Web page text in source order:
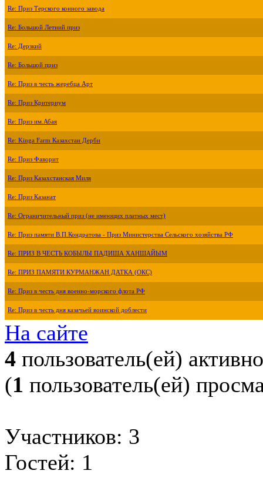
Re: Приз Терского конного завода
Re: Большой Летний приз
Re: Дерзкий
Re: Большой приз
Re: Приз в честь жеребца Арт
Re: Приз Критериум
Re: Приз им.Абая
Re: Kinga Farm Казахстан Дерби
Re: Приз Фаворит
Re: Приз Казахстанская Миля
Re: Приз Казанат
Re: Ограничительный приз (не имеющих платных мест)
Re: Приз памяти В.П.Кондратова - Приз Министерства Сельского хозяйства РФ
Re: ПРИЗ В ЧЕСТЬ КОБЫЛЫ ПАДИША ХАНШАЙЫМ
Re: ПРИЗ ПАМЯТИ КУРМАНЖАН ДАТКА (ОКС)
Re: Приз в честь дня военно-морского флота РФ
Re: Приз в честь дня казачьей воинской доблести
На сайте
4 пользователь(ей) активно
(1 пользователь(ей)
Участников: 3
Гостей: 1